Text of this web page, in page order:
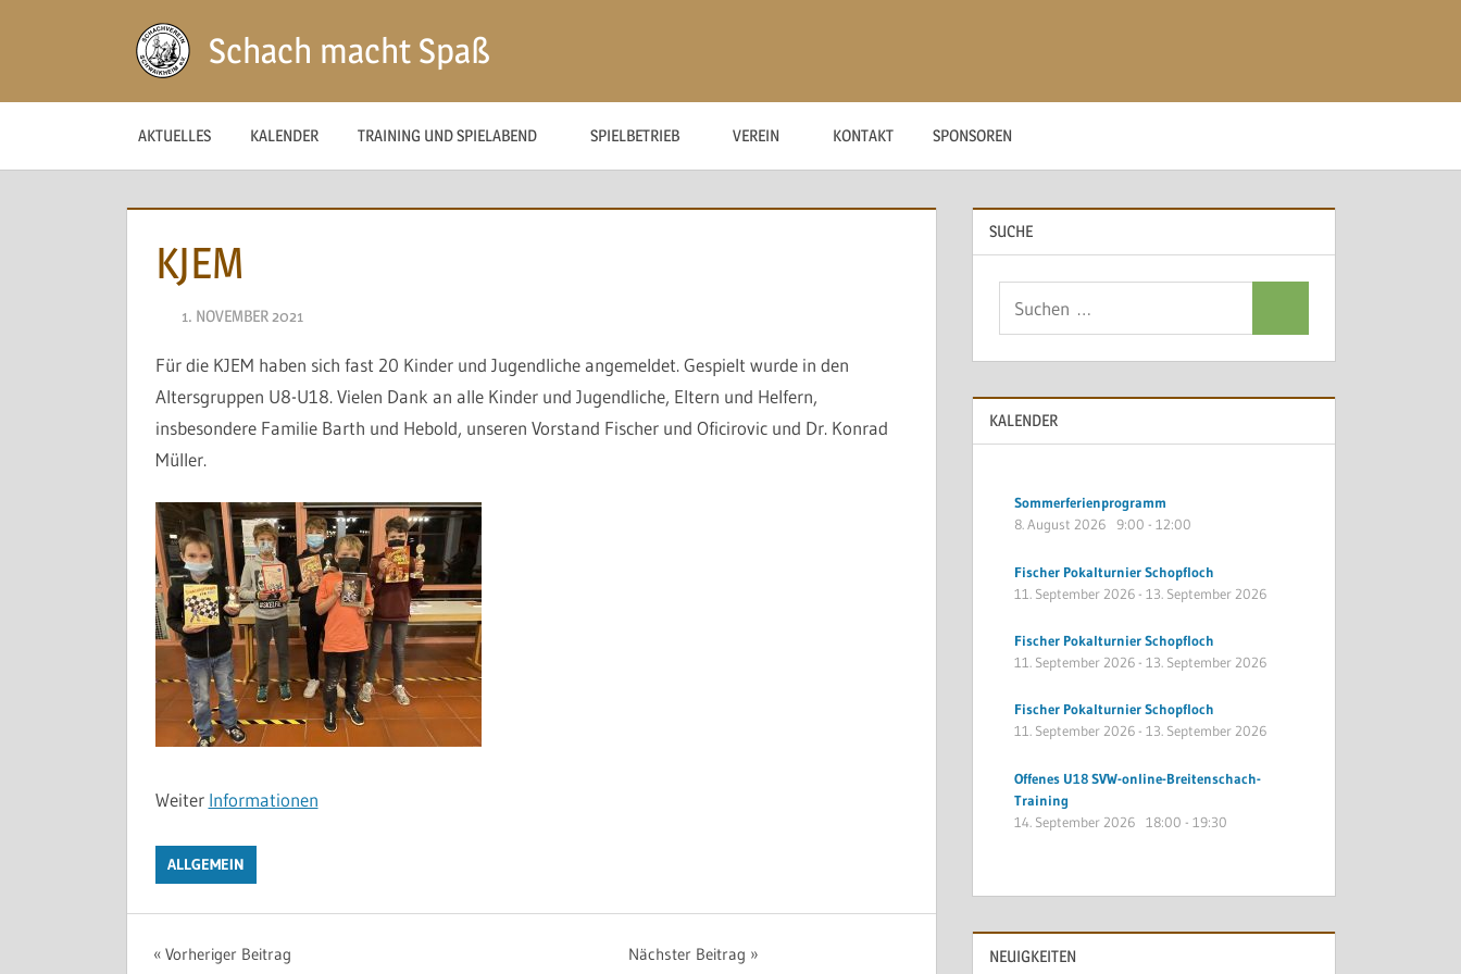
Schach macht Spaß
AKTUELLES KALENDER TRAINING UND SPIELABEND SPIELBETRIEB VEREIN KONTAKT SPONSOREN
KJEM
1. NOVEMBER 2021
Für die KJEM haben sich fast 20 Kinder und Jugendliche angemeldet. Gespielt wurde in den
Altersgruppen U8-U18. Vielen Dank an alle Kinder und Jugendliche, Eltern und Helfern,
insbesondere Familie Barth und Hebold, unseren Vorstand Fischer und Oficirovic und Dr. Konrad
Müller.
Weiter Informationen
ALLGEMEIN
Beitragsnavigation
Vorheriger Beitrag Nächster Beitrag
SUCHE
KALENDER
Sommerferienprogramm
8. August 2026
9:00 -12:00
Fischer Pokalturnier Schopfloch
11. September 2026-13. September 2026
Fischer Pokalturnier Schopfloch
11. September 2026-13. September 2026
Fischer Pokalturnier Schopfloch
11. September 2026-13. September 2026
Offenes U18 SVW-online-Breitenschach-
Training
14. September 2026
18:00 -19:30
NEUIGKEITEN